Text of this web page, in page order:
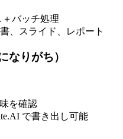
＋バッチ処理
、スライド、レポート
なりがち）
を確認
で書き出し可能